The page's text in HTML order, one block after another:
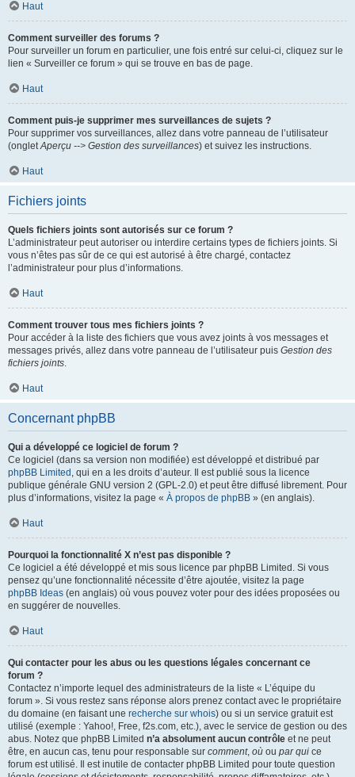
Haut
Comment surveiller des forums ?
Pour surveiller un forum en particulier, une fois entré sur celui-ci, cliquez sur le
lien « Surveiller ce forum » qui se trouve en bas de page.
Haut
Comment puis-je supprimer mes surveillances de sujets ?
Pour supprimer vos surveillances, allez dans votre panneau de l’utilisateur
(ongletAperçu --> Gestion des surveillances) et suivez les instructions.
Haut
Fichiers joints
Quels fichiers joints sont autorisés sur ce forum ?
L’administrateur peut autoriser ou interdire certains types de fichiers joints. Si
vous n’êtes pas sûr de ce qui est autorisé à être chargé, contactez
l’administrateur pour plus d’informations.
Haut
Comment trouver tous mes fichiers joints ?
Pour accéder à la liste des fichiers que vous avez joints à vos messages et
messages privés, allez dans votre panneau de l’utilisateur puis Gestion des
fichiers joints.
Haut
Concernant phpBB
Qui a développé ce logiciel de forum ?
Ce logiciel (dans sa version non modifiée) est développé et distribué par
phpBB Limited , qui en a les droits d’auteur. Il est publié sous la licence
publique générale GNU version 2 (GPL-2.0) et peut être diffusé librement. Pour
plus d’informations, visitez la page « À propos de phpBB » (en anglais).
Haut
Pourquoi la fonctionnalité X n’est pas disponible ?
Ce logiciel a été développé et mis sous licence par phpBB Limited. Si vous
pensez qu’une fonctionnalité nécessite d’être ajoutée, visitez la page
phpBB Ideas (en anglais) où vous pouvez voter pour des idées proposées ou
en suggérer de nouvelles.
Haut
Qui contacter pour les abus ou les questions légales concernant ce
forum ?
Contactez n’importe lequel des administrateurs de la liste « L’équipe du
forum ». Si vous restez sans réponse alors prenez contact avec le propriétaire
du domaine (en faisant une recherche sur whois) ou si un service gratuit est
utilisé (exemple : Yahoo!, Free, f2s.com, etc.), avec le service de gestion ou des
abus. Notez que phpBB Limited n’a absolument aucun contrôle et ne peut
être, en aucun cas, tenu pour responsable sur comment, où ou par qui ce
forum est utilisé. Il est inutile de contacter phpBB Limited pour toute question